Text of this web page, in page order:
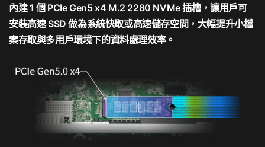
內建 1 個 PCIe Gen5 x4 M.2 2280 NVMe 插槽，讓用戶可
安裝高速 SSD 做為系統快取或高速儲存空間，大幅提升小檔
案存取與多用戶環境下的資料處理效率。